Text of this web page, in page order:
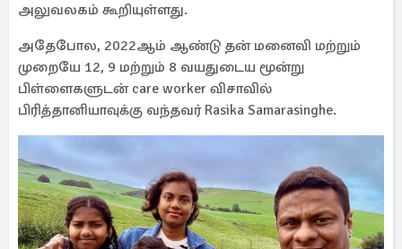
அலுவலகம் கூறியுள்ளது.
அதேபோல, 2022ஆம் ஆண்டு தன் மனைவி மற்றும்
முறையே 12, 9 மற்றும் 8 வயதுடைய மூன்று
பிள்ளைகளுடன் care worker விசாவில்
பிரித்தானியாவுக்கு வந்தவர் Rasika Samarasinghe.